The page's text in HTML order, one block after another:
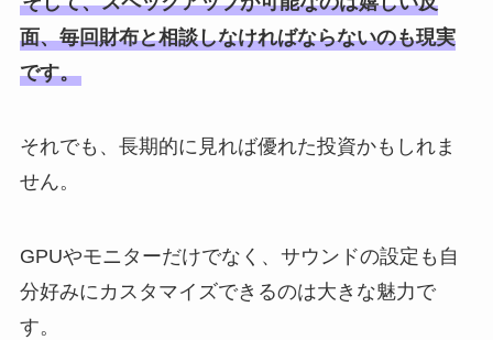
面、毎回財布と相談しなければならないのも現実
です。
それでも、長期的に見れば優れた投資かもしれま
せん。
GPUやモニターだけでなく、サウンドの設定も自
分好みにカスタマイズできるのは大きな魅力で
す。